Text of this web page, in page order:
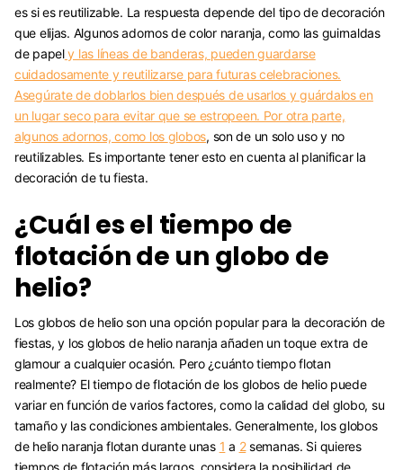
es si es reutilizable. La respuesta depende del tipo de decoración
que elijas. Algunos adornos de color naranja, como las guirnaldas
de papely las líneas de banderas, pueden guardarse
cuidadosamente y reutilizarse para futuras celebraciones.
Asegúrate de doblarlos bien después de usarlos y guárdalos en
un lugar seco para evitar que se estropeen. Por otra parte,
algunos adornos, como los globos, son de un solo uso y no
reutilizables. Es importante tener esto en cuenta al planificar la
decoración de tu fiesta.
¿Cuál es el tiempo de
flotación de un globo de
helio?
Los globos de helio son una opción popular para la decoración de
fiestas, y los globos de helio naranja añaden un toque extra de
glamour a cualquier ocasión. Pero ¿cuánto tiempo flotan
realmente? El tiempo de flotación de los globos de helio puede
variar en función de varios factores, como la calidad del globo, su
tamaño y las condiciones ambientales. Generalmente, los globos
de helio naranja flotan durante unas 1 a 2semanas. Si quieres
tiempos de flotación más largos, considera la posibilidad de